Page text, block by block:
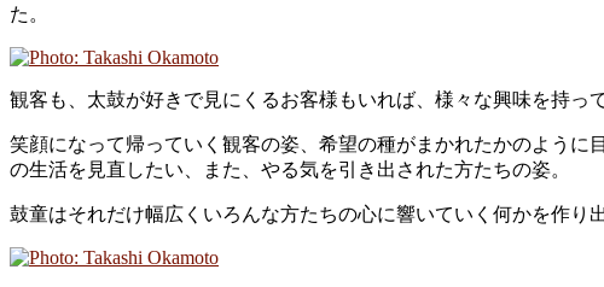
た。
観客も、太鼓が好きで見にくるお客様もいれば、様々な興味を持っ
笑顔になって帰っていく観客の姿、希望の種がまかれたかのよう
の生活を見直したい、また、やる気を引き出された方たちの姿。
鼓童はそれだけ幅広くいろんな方たちの心に響いていく何かを作り